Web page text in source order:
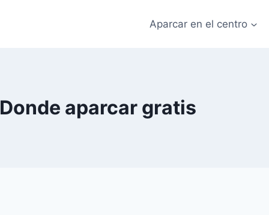
Aparcar en el centro
Donde aparcar gratis